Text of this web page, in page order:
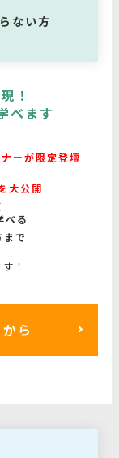
ない方
！
べます
ーが限定登壇
大公開
べる
で
！
ら